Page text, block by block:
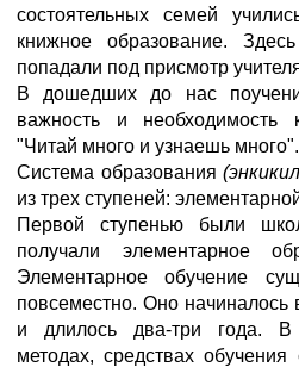
состоятельных семей
книжное образование.
попадали под присмотр
В дошедших до нас
важность и необходимость
"Читай много и узнаешь много".
Система образования
из трех ступеней:
Первой ступенью были
получали элементарное
Элементарное обучение
повсеместно. Оно
и длилось два-три года. В
методах, средствах